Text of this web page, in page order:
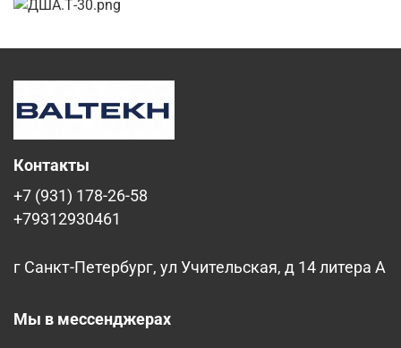
Контакты
+7 (931) 178-26-58
+79312930461
г Санкт-Петербург, ул Учительская, д 14 литера А
Мы в мессенджерах